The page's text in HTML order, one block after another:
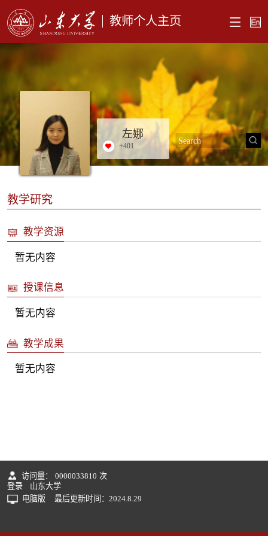
教师个人主页
左娜
+401
教学研究
教学资源
暂无内容
授课信息
暂无内容
教学成果
暂无内容
访问量： 0000033810 次
登录
山东大学
电脑版
最后更新时间： 2024.8.29